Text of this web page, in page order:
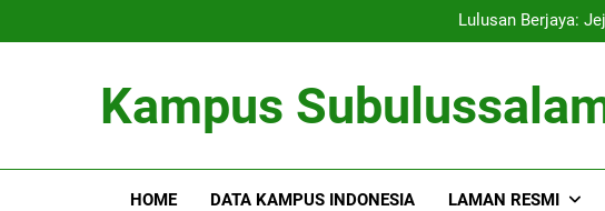
Lulusan Berjaya:
Tugas Biro Karier
Lulusan Berjaya:
Tugas Biro Karier
Kampus
HOME DATA KAMPUS INDONESIA LAMAN RESMI